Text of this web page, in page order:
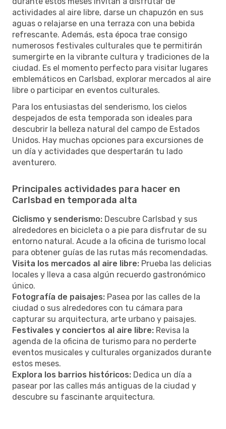
actividades al aire libre, darse un chapuzón en sus
aguas o relajarse en una terraza con una bebida
refrescante. Además, esta época trae consigo
numerosos festivales culturales que te permitirán
sumergirte en la vibrante cultura y tradiciones de la
ciudad. Es el momento perfecto para visitar lugares
emblemáticos en Carlsbad, explorar mercados al aire
libre o participar en eventos culturales.
Para los entusiastas del senderismo, los cielos
despejados de esta temporada son ideales para
descubrir la belleza natural del campo de Estados
Unidos. Hay muchas opciones para excursiones de
un día y actividades que despertarán tu lado
aventurero.
Principales actividades para hacer en
Carlsbad en temporada alta
Ciclismo y senderismo: Descubre Carlsbad y sus
alrededores en bicicleta o a pie para disfrutar de su
entorno natural. Acude a la oficina de turismo local
para obtener guías de las rutas más recomendadas.
Visita los mercados al aire libre: Prueba las delicias
locales y lleva a casa algún recuerdo gastronómico
único.
Fotografía de paisajes: Pasea por las calles de la
ciudad o sus alrededores con tu cámara para
capturar su arquitectura, arte urbano y paisajes.
Festivales y conciertos al aire libre: Revisa la
agenda de la oficina de turismo para no perderte
eventos musicales y culturales organizados durante
estos meses.
Explora los barrios históricos: Dedica un día a
pasear por las calles más antiguas de la ciudad y
descubre su fascinante arquitectura.